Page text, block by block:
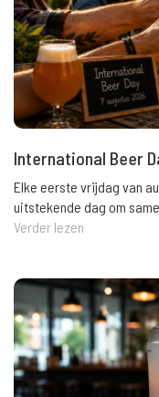
International Beer
Elke eerste vrijdag van
uitstekende dag om
Verder lezen